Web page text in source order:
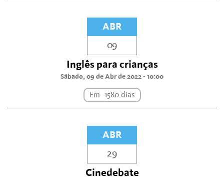
ABR
09
Inglês para crianças
Sábado, 09 de Abr de 2022 - 10:00
Em -1580 dias
ABR
29
Cinedebate